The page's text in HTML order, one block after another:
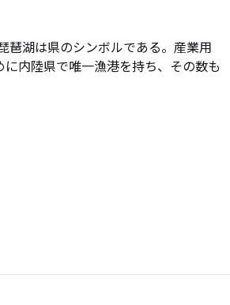
琶湖は県のシンボルである。産業用
内陸県で唯一漁港を持ち、その数も